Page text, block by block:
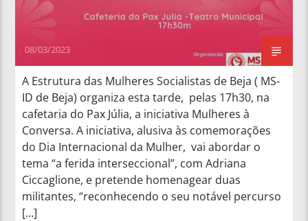
08/03/2023
A Estrutura das Mulheres Socialistas de Beja ( MS-
ID de Beja) organiza esta tarde, pelas 17h30, na
cafetaria do Pax Júlia, a iniciativa Mulheres à
Conversa. A iniciativa, alusiva às comemorações
do Dia Internacional da Mulher, vai abordar o
tema “a ferida interseccional”, com Adriana
Ciccaglione, e pretende homenagear duas
militantes, “reconhecendo o seu notável percurso
[…]